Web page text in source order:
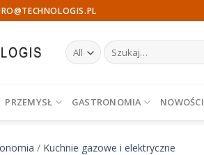
Szukaj:
PRZEMYSŁ GASTRONOMIA NOWOŚCI
/ Kuchnie gazowe i elektryczne